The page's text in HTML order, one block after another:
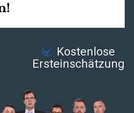
Kostenlose
Ersteinschätzung